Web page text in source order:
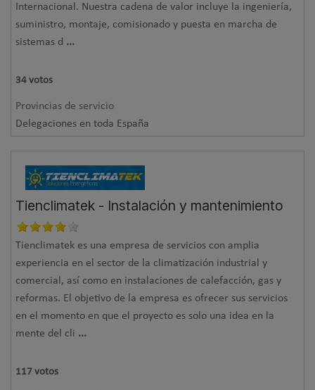
Internacional. Nuestra cadena de valor incluye la ingeniería,
suministro, montaje, comisionado y puesta en marcha de
sistemas d ...
34 votos
Provincias de servicio
Delegaciones en toda España
Tienclimatek - Instalación y mantenimiento
Tienclimatek es una empresa de servicios con amplia
experiencia en el sector de la climatización industrial y
comercial, así como en instalaciones de calefacción, gas y
reformas. El objetivo de la empresa es ofrecer sus servicios
en el momento en que el proyecto es solo una idea en la
mente del cli ...
117 votos